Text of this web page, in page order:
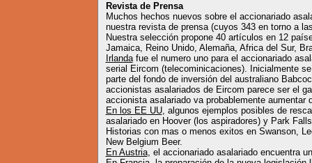
Revista de Prensa
Muchos hechos nuevos sobre el accionariado
nuestra revista de prensa (cuyos 343 en torno a
Nuestra selección propone 40 artículos en 12
Jamaica, Reino Unido, Alemaña, Africa del Sur,
Irlandafue el numero uno para el accionariado
serial Eircom (telecominicaciones). Inicialmente
parte del fondo de inversión del australiano
accionistas asalariados de Eircom parece ser el
accionista asalariado va probablemente aumentar
En los EE UU, algunos ejemplos posibles de
asalariado en Hoover (los aspiradores) y Park
Historias con mas o menos exitos en Swanson,
New Belgium Beer.
En Austria, el accionariado asalariado encuentra